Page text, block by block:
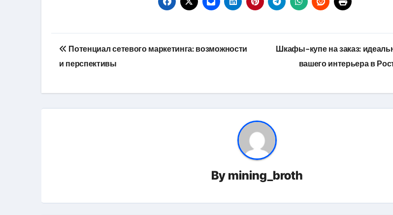
Навигация
по
Потенциал сетевого маркетинга: возможности
и перспективы
Шкафы-купе на заказ:
вашего интерьера в
By mining_broth